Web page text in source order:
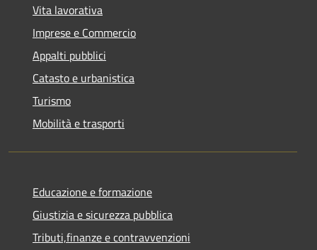
Vita lavorativa
Imprese e Commercio
Appalti pubblici
Catasto e urbanistica
Turismo
Mobilità e trasporti
Educazione e formazione
Giustizia e sicurezza pubblica
Tributi,finanze e contravvenzioni